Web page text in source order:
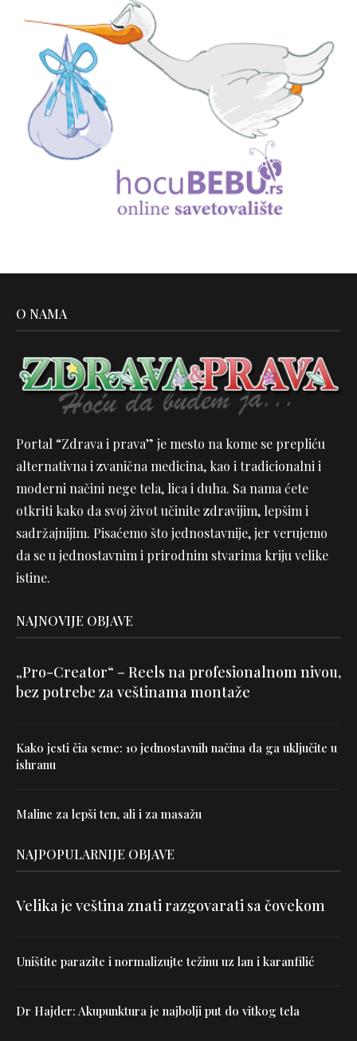
O NAMA
Portal “Zdrava i prava” je mesto na kome se prepliću
alternativna i zvanična medicina, kao i tradicionalni i
moderni načini nege tela, lica i duha. Sa nama ćete
otkriti kako da svoj život učinite zdravijim, lepšim i
sadržajnijim. Pisaćemo što jednostavnije, jer verujemo
da se u jednostavnim i prirodnim stvarima kriju velike
istine.
NAJNOVIJE OBJAVE
„Pro-Creator“ – Reels na profesionalnom nivou,
bez potrebe za veštinama montaže
Kako jesti čia seme: 10 jednostavnih načina da ga uključite u
ishranu
Maline za lepši ten, ali i za masažu
NAJPOPULARNIJE OBJAVE
Velika je veština znati razgovarati sa čovekom
Uništite parazite i normalizujte težinu uz lan i karanfilić
Dr Hajder: Akupunktura je najbolji put do vitkog tela